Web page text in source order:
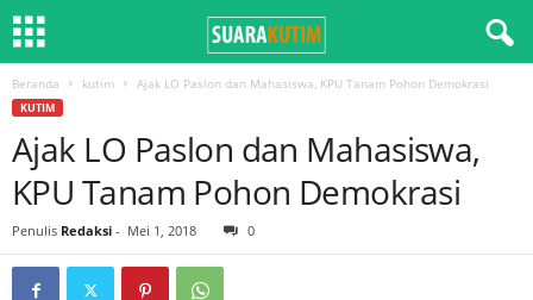
Beranda kutim Ajak LO Paslon dan Mahasiswa, KPU Tanam Pohon Demokrasi
KUTIM
Ajak LO Paslon dan Mahasiswa,
KPU Tanam Pohon Demokrasi
Penulis Redaksi - Mei 1, 2018 0